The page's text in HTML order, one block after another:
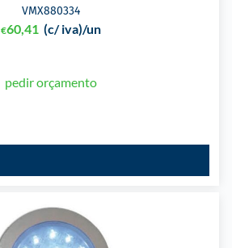
VMX880334
€60,41 (c/ iva)/un
pedir orçamento